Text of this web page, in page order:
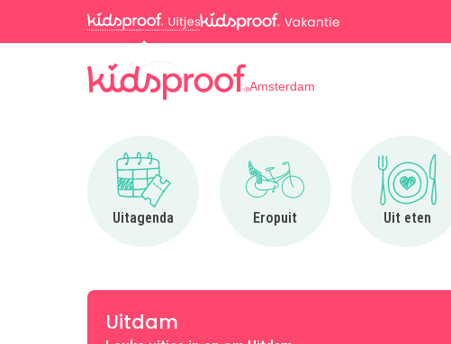
Amsterdam
Uitagenda
Ga naar Uitagenda
Eropuit
Ga naar Eropuit
Uit eten
Ga
Uitdam